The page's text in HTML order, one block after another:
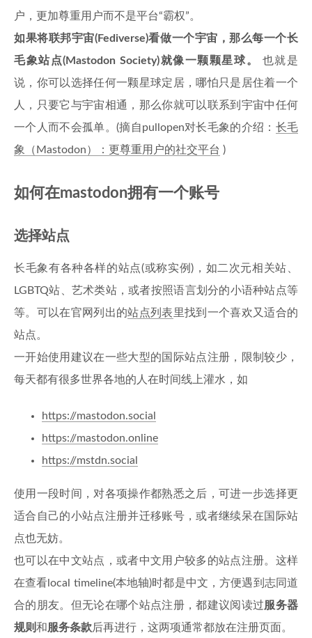
户，更加尊重用户而不是平台“霸权”。
如果将联邦宇宙(Fediverse)看做一个宇宙，那么每一个长
毛象站点(Mastodon Society)就像一颗颗星球。
也就是
说，你可以选择任何一颗星球定居，哪怕只是居住着一个
人，只要它与宇宙相通，那么你就可以联系到宇宙中任何
一个人而不会孤单。(摘自pullopen对长毛象的介绍： 长毛
象（Mastodon）：更尊重用户的社交平台 )
如何在mastodon拥有一个账号
选择站点
长毛象有各种各样的站点(或称实例)，如二次元相关站、
LGBTQ站、艺术类站，或者按照语言划分的小语种站点等
等。可以在官网列出的站点列表里找到一个喜欢又适合的
站点。
一开始使用建议在一些大型的国际站点注册，限制较少，
每天都有很多世界各地的人在时间线上灌水，如
https://mastodon.social
https://mastodon.online
https://mstdn.social
使用一段时间，对各项操作都熟悉之后，可进一步选择更
适合自己的小站点注册并迁移账号，或者继续呆在国际站
点也无妨。
也可以在中文站点，或者中文用户较多的站点注册。这样
在查看local timeline(本地轴)时都是中文，方便遇到志同道
合的朋友。但无论在哪个站点注册，都建议阅读过 服务器
规则和 服务条款后再进行，这两项通常都放在注册页面。